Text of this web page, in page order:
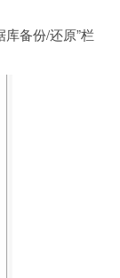
备份/还原”栏